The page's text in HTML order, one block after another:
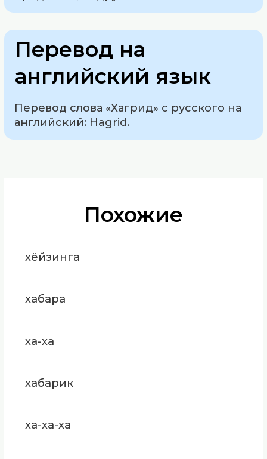
Перевод на
английский язык
Перевод слова «Хагрид» с русского на
английский: Hagrid.
Похожие
хёйзинга
хабара
ха-ха
хабарик
ха-ха-ха